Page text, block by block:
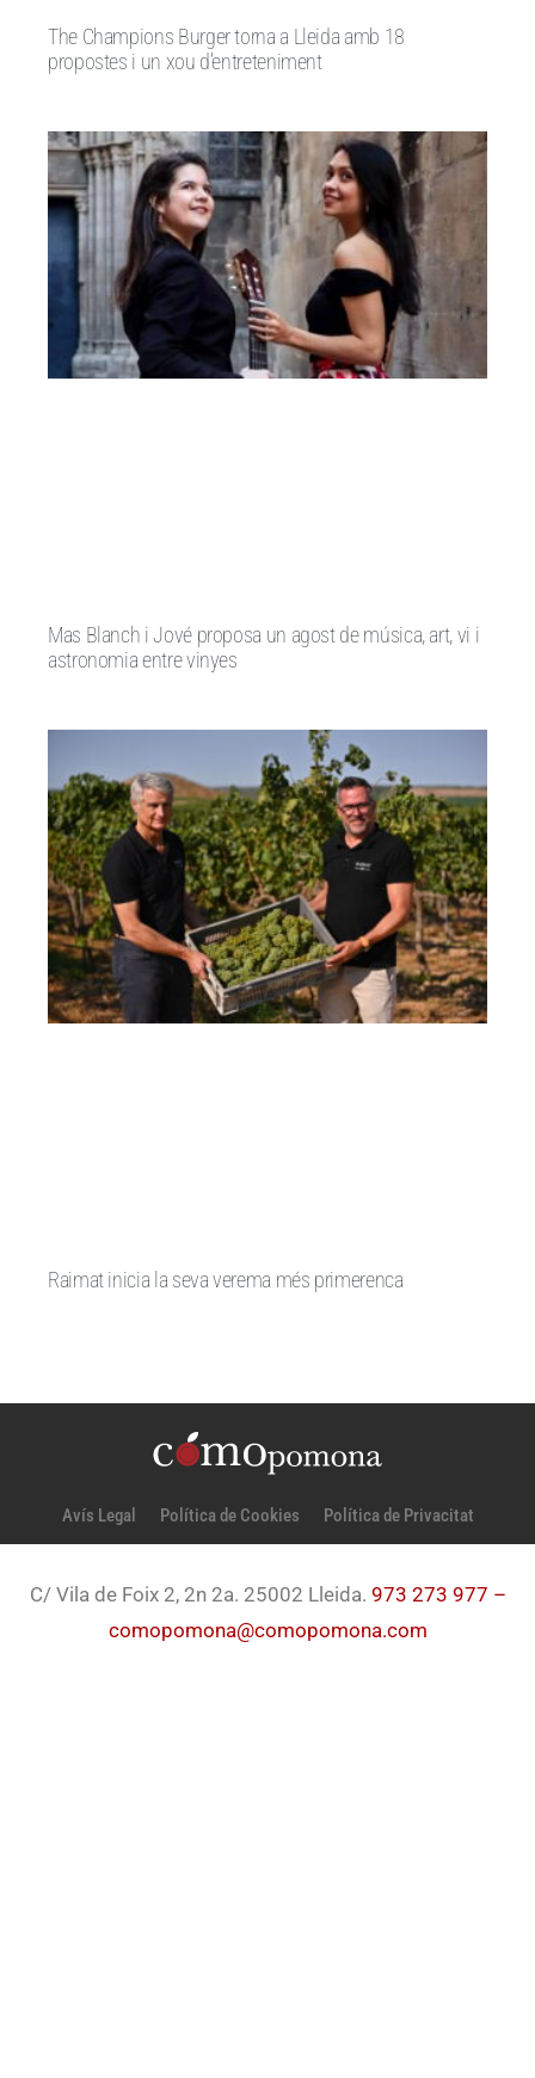
The Champions Burger torna a Lleida amb 18
propostes i un xou d’entreteniment
Mas Blanch i Jové proposa un agost de música, art, vi i
astronomia entre vinyes
Raimat inicia la seva verema més primerenca
Avís Legal Política de Cookies Política de Privacitat
C/ Vila de Foix 2, 2n 2a. 25002 Lleida. 973 273 977 –
comopomona@comopomona.com